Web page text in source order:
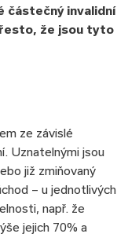
částečný invalidní
že jsou tyto
ze závislé
Uznatelnými jsou
již zmiňovaný
– u jednotlivých
např. že
jejich 70% a